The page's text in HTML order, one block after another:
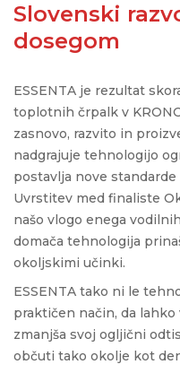
Slovenski
dosegom
ESSENTA je rezultat
toplotnih črpalk v
zasnovo, razvito in
nadgrajuje tehnologijo
postavlja nove
Uvrstitev med finaliste
našo vlogo enega
domača tehnologija
okoljskimi učinki.
ESSENTA tako ni le
praktičen način, da
zmanjša svoj ogljični
občuti tako okolje kot